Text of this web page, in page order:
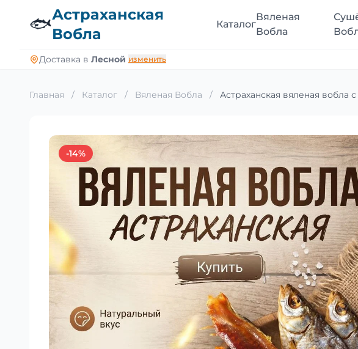
🐟Астраханская
Вобла
Каталог
Вяленая
Вобла
Доставка в Лесной изменить
Главная / Каталог / Вяленая Вобла / Астраханская вяленая вобла
-14%